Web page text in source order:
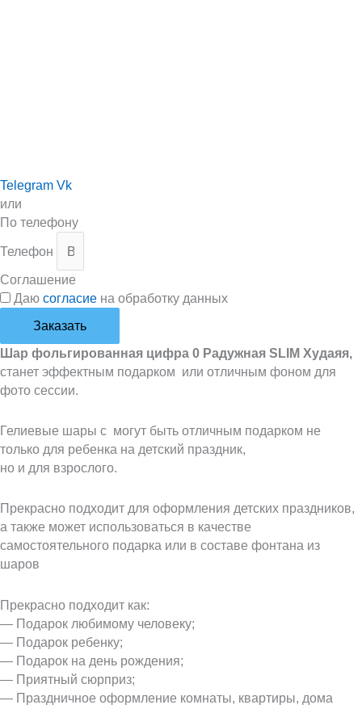
Telegram Vk
или
По телефону
Телефон
Соглашение
Даю согласие на обработку данных
Заказать
Шар фольгированная цифра 0 Радужная SLIM Худаяя,
станет эффектным подарком или отличным фоном для
фото сессии.
Гелиевые шары с могут быть отличным подарком не
только для ребенка на детский праздник,
но и для взрослого.
Прекрасно подходит для оформления детских праздников,
а также может использоваться в качестве
самостоятельного подарка или в составе фонтана из
шаров
Прекрасно подходит как:
— Подарок любимому человеку;
— Подарок ребенку;
— Подарок на день рождения;
— Приятный сюрприз;
— Праздничное оформление комнаты, квартиры, дома